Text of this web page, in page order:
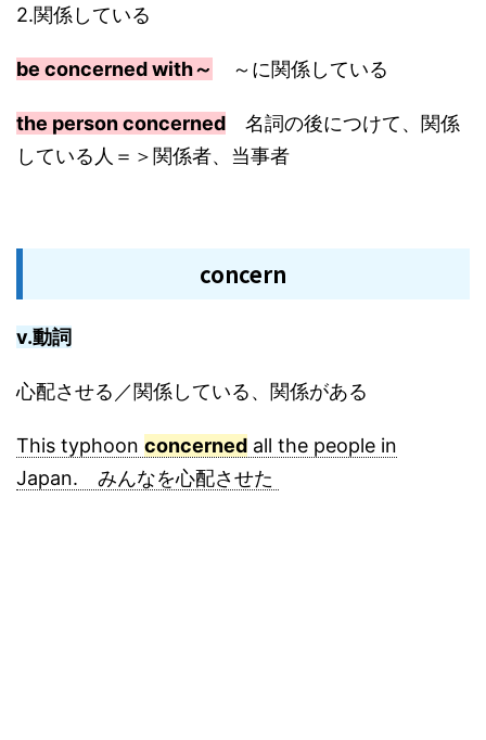
2.関係している
be concerned with～ ～に関係している
the person concerned 名詞の後につけて、関係
している人＝＞関係者、当事者
concern
v.動詞
心配させる／関係している、関係がある
This typhoon concerned all the people in
Japan. みんなを心配させた